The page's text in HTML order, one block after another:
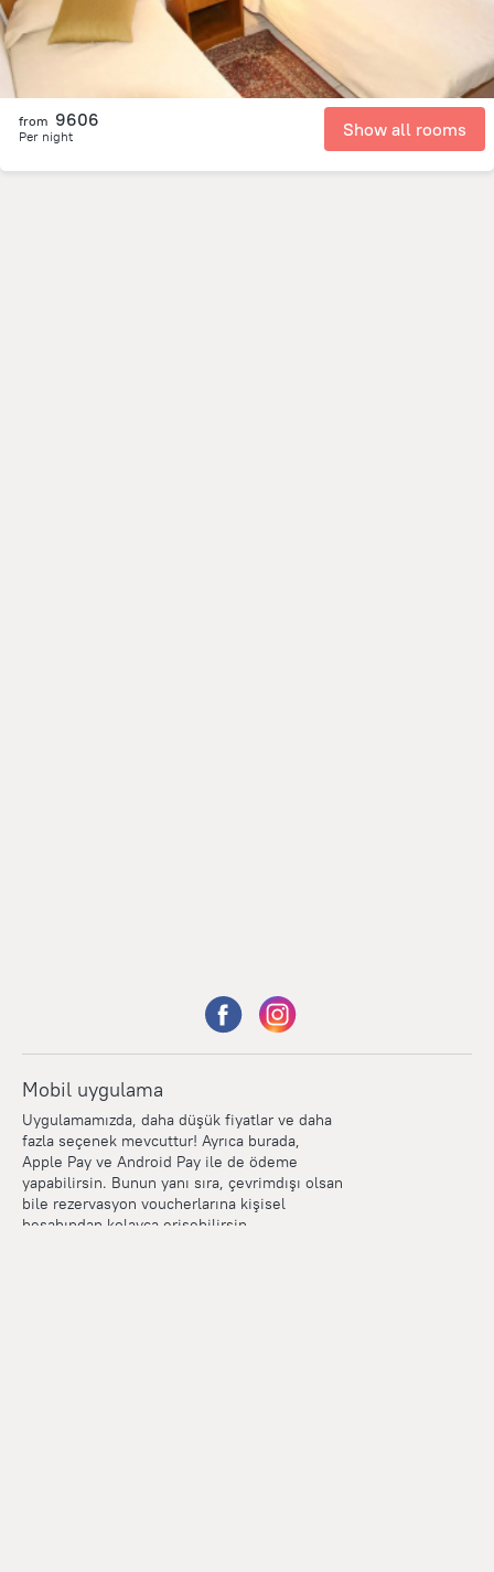
from 9606
Per night Show all rooms
Mobil uygulama
Uygulamamızda, daha düşük fiyatlar ve daha
fazla seçenek mevcuttur! Ayrıca burada,
Apple Pay ve Android Pay ile de ödeme
yapabilirsin. Bunun yanı sıra, çevrimdışı olsan
bile rezervasyon voucherlarına kişisel
hesabından kolayca erişebilirsin.